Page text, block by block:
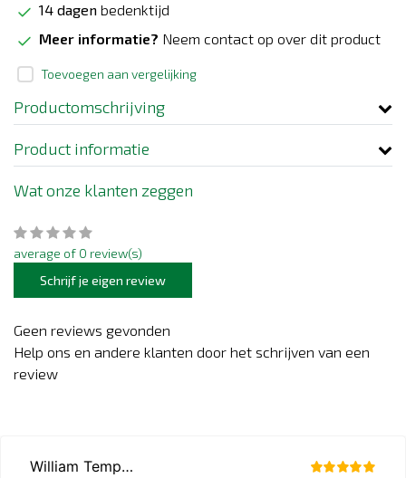
14 dagen bedenktijd
Meer informatie? Neem contact op over dit product
Toevoegen aan vergelijking
Productomschrijving
Product informatie
Wat onze klanten zeggen
average of 0 review(s)
Schrijf je eigen review
Geen reviews gevonden
Help ons en andere klanten door het schrijven van een
review